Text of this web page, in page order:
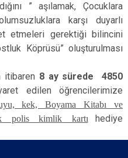
” aşılamak, Çocuklara
karşı duyarlı
etmeleri gerektiği bilincini
Köprüsü” oluşturulması
itibaren 8 ay sürede
4850
edilen öğrencilerimize
kek, Boyama Kitabı ve
polis kimlik kartıhediye